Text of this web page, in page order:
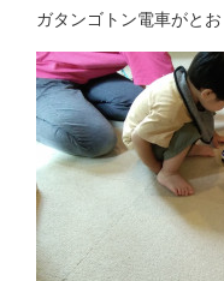
ガタンゴトン電車がと